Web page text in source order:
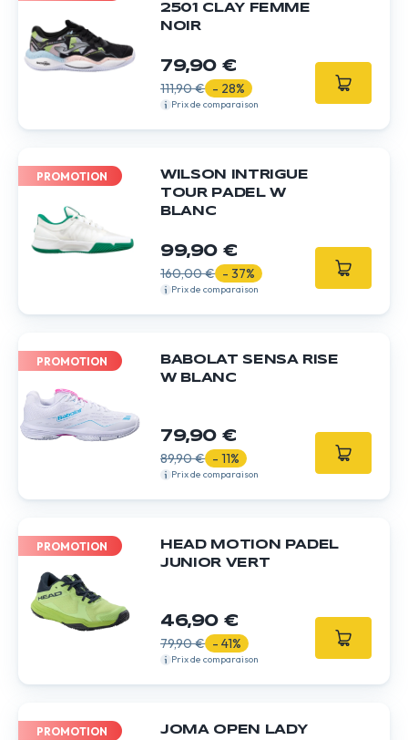
2501 CLAY FEMME
NOIR
79,90 €
111,90 € - 28%
Prix de comparaison
PROMOTION
WILSON INTRIGUE
TOUR PADEL W
BLANC
99,90 €
160,00 € - 37%
Prix de comparaison
PROMOTION
BABOLAT SENSA RISE
W BLANC
79,90 €
89,90 € - 11%
Prix de comparaison
PROMOTION
HEAD MOTION PADEL
JUNIOR VERT
46,90 €
79,90 € - 41%
Prix de comparaison
PROMOTION
JOMA OPEN LADY